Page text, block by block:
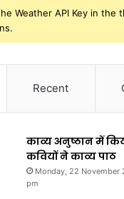
Weather API Key in the
Recent
काव्य अनुष्ठान में
कवियों ने काव्य पाठ
Monday, 22 November
pm